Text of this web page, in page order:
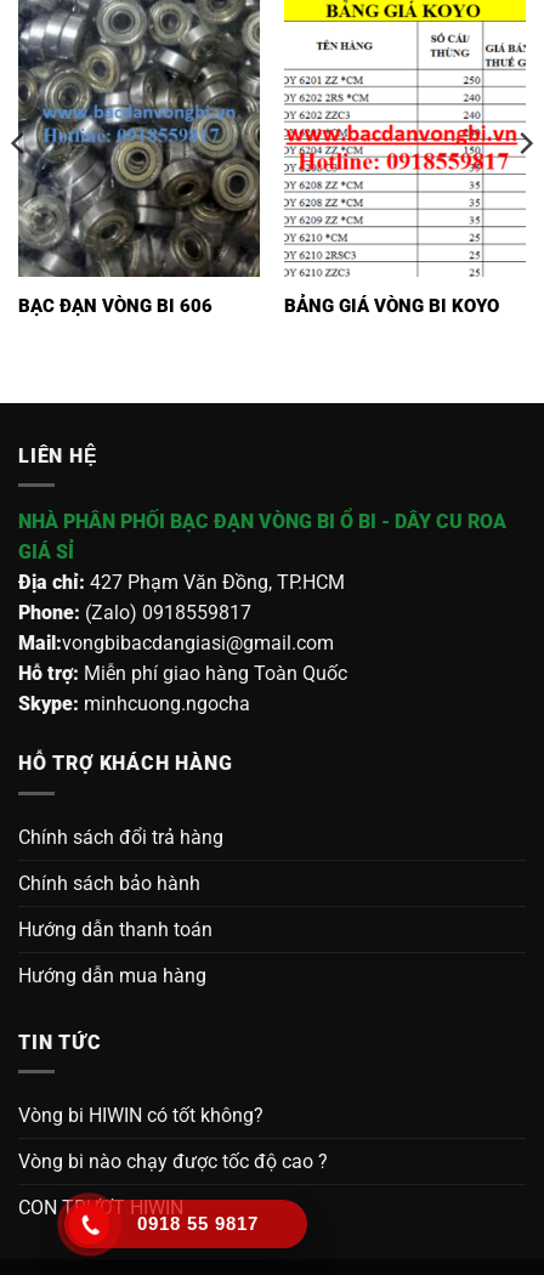
BẠC ĐẠN VÒNG BI 606 BẢNG GIÁ VÒNG BI KOYO
LIÊN HỆ
NHÀ PHÂN PHỐI BẠC ĐẠN VÒNG BI Ổ BI - DÂY CU ROA
GIÁ SỈ
Địa chỉ: 427 Phạm Văn Đồng, TP.HCM
Phone: (Zalo) 0918559817
Mail:vongbibacdangiasi@gmail.com
Hỗ trợ: Miễn phí giao hàng Toàn Quốc
Skype: minhcuong.ngocha
HỖ TRỢ KHÁCH HÀNG
Chính sách đổi trả hàng
Chính sách bảo hành
Hướng dẫn thanh toán
Hướng dẫn mua hàng
TIN TỨC
Vòng bi HIWIN có tốt không?
Vòng bi nào chạy được tốc độ cao ?
CON TRƯỢT HIWIN
0918 55 9817